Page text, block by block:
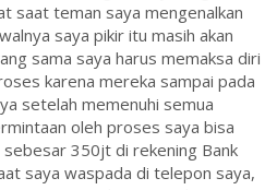
saat teman saya mengenalkan
saya pikir itu masih akan
sama saya harus memaksa diri
karena mereka sampai pada
setelah memenuhi semua
oleh proses saya bisa
350jt di rekening Bank
saya waspada di telepon saya,